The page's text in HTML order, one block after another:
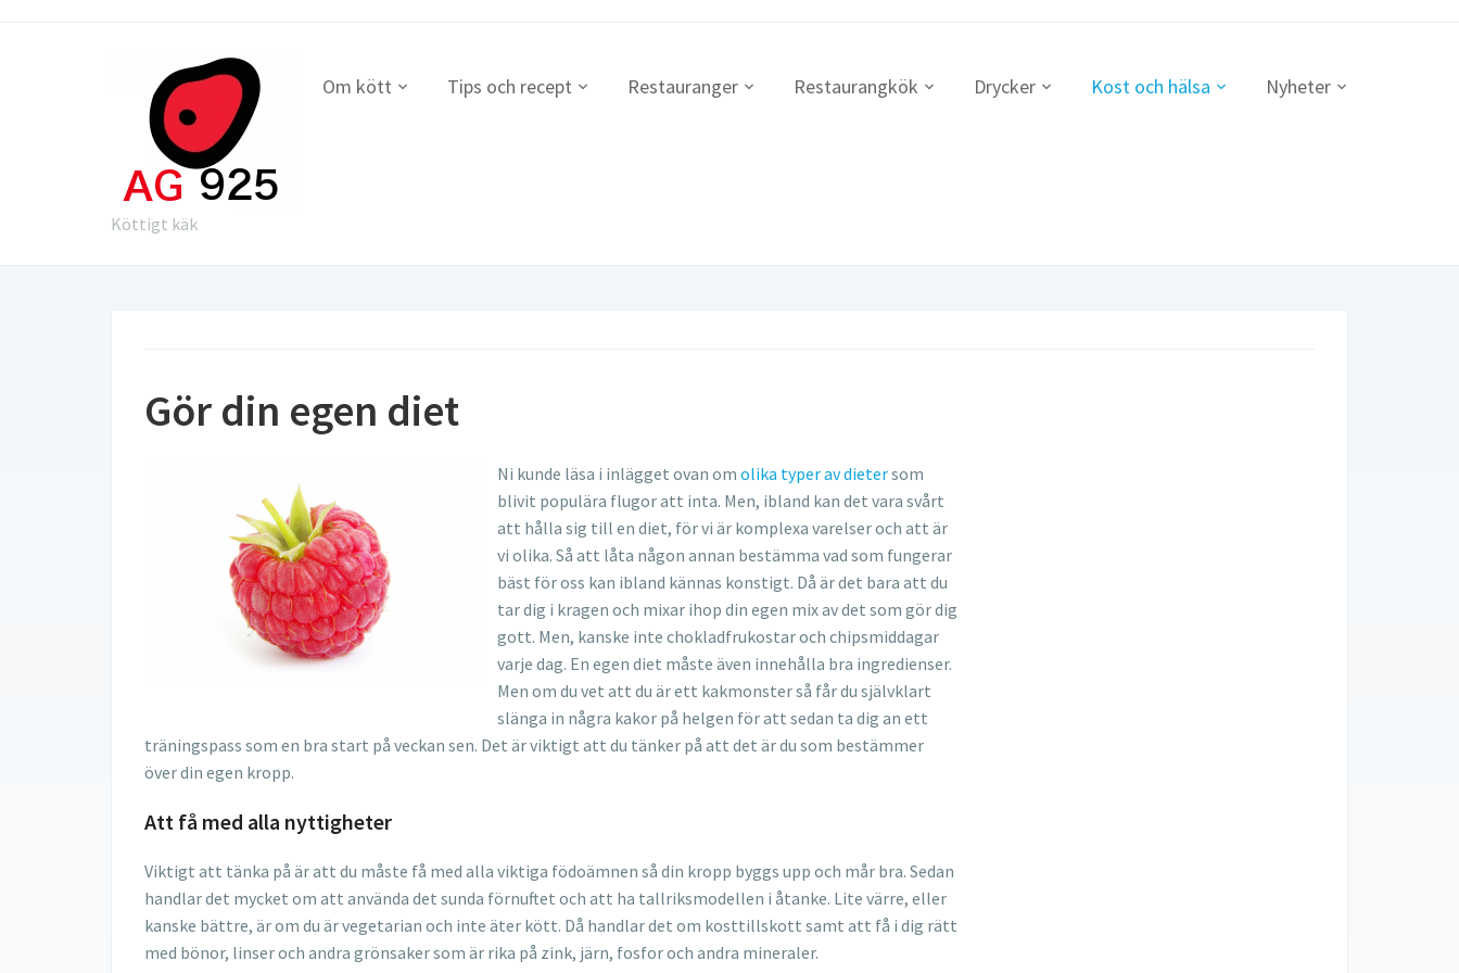
Köttigt käk
Om kött Tips och recept Restauranger Restaurangkök Drycker Kost och hälsa Nyheter
Gör din egen diet
Ni kunde läsa i inlägget ovan om olika typer av dietersom
blivit populära flugor att inta. Men, ibland kan det vara svårt
att hålla sig till en diet, för vi är komplexa varelser och att är
vi olika. Så att låta någon annan bestämma vad som fungerar
bäst för oss kan ibland kännas konstigt. Då är det bara att du
tar dig i kragen och mixar ihop din egen mix av det som gör dig
gott. Men, kanske inte chokladfrukostar och chipsmiddagar
varje dag. En egen diet måste även innehålla bra ingredienser.
Men om du vet att du är ett kakmonster så får du självklart
slänga in några kakor på helgen för att sedan ta dig an ett
träningspass som en bra start på veckan sen. Det är viktigt att du tänker på att det är du som bestämmer
över din egen kropp.
Att få med alla nyttigheter
Viktigt att tänka på är att du måste få med alla viktiga födoämnen så din kropp byggs upp och mår bra. Sedan
handlar det mycket om att använda det sunda förnuftet och att ha tallriksmodellen i åtanke. Lite värre, eller
kanske bättre, är om du är vegetarian och inte äter kött. Då handlar det om kosttillskott samt att få i dig rätt
med bönor, linser och andra grönsaker som är rika på zink, järn, fosfor och andra mineraler.